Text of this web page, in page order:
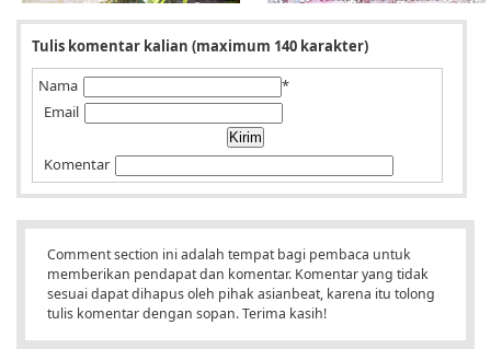
Tulis komentar kalian (maximum 140 karakter)
Nama
*
Email
Komentar
Comment section ini adalah tempat bagi pembaca untuk
memberikan pendapat dan komentar. Komentar yang tidak
sesuai dapat dihapus oleh pihak asianbeat, karena itu tolong
tulis komentar dengan sopan. Terima kasih!